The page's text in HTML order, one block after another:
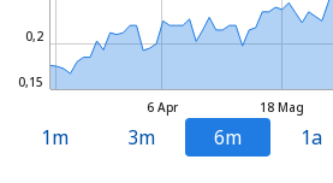
6 Apr 18 Mag
0,15
0,2
1m 3m 6m 1a